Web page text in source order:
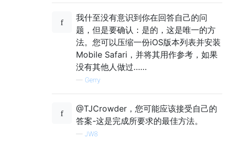
我什至没有意识到你在回答自己的问
题，但是要确认：是的，这是唯一的方
法。您可以压缩一份iOS版本列表并安装
Mobile Safari，并将其用作参考，如果
没有其他人做过……
— Gerry
@TJCrowder，您可能应该接受自己的
答案-这是完成所要求的最佳方法。
— JW8